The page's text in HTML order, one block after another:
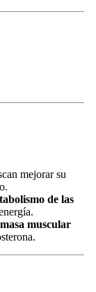
mejorar su
de las
muscular